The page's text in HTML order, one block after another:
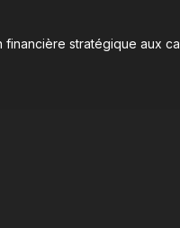
stratégique aux